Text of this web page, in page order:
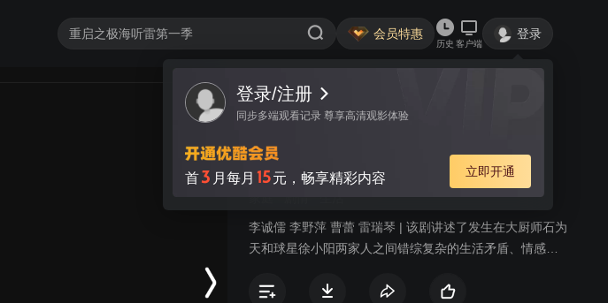
会员特惠
历史 客户端
登录
登录/注册
同步多端观看记录 尊享高清观影体验
首3 月每月 15元，畅享精彩内容 立即开通
视频 讨论
新幸福街
生活
李诚儒 李野萍 曹蕾 雷瑞琴 | 该剧讲述了发生在大厨师石为
天和球星徐小阳两家人之间错综复杂的生活矛盾、情感纠
的人物则穿插其间，为观众延续着这个讲不完的“幸福”故